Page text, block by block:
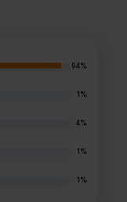
94%
1%
4%
1%
1%